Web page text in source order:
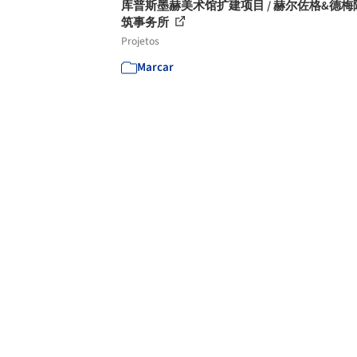
库普斯墨赫美术馆扩建项目 / 赫尔佐格&德梅
筑事务所
Projetos
Marcar